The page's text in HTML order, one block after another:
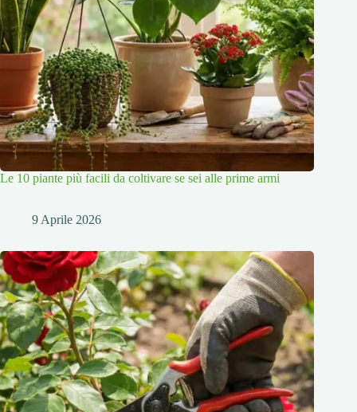
Le 10 piante più facili da coltivare se sei alle prime armi
9 Aprile 2026